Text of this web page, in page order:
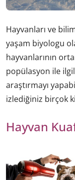
Hayvanları ve
yaşam biyologu
hayvanlarının
popülasyon ile
araştırmayı
izlediğiniz birçok
Hayvan